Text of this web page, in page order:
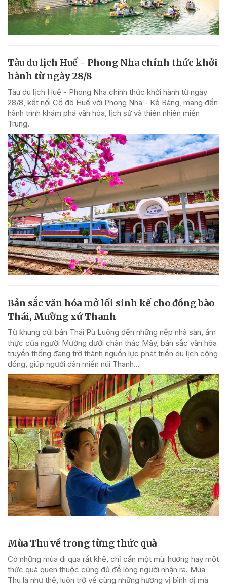
Tàu du lịch Huế - Phong Nha chính thức khởi
hành từ ngày 28/8
Tàu du lịch Huế - Phong Nha chính thức khởi hành từ ngày
28/8, kết nối Cố đô Huế với Phong Nha - Kẻ Bàng, mang đến
hành trình khám phá văn hóa, lịch sử và thiên nhiên miền
Trung.
Bản sắc văn hóa mở lối sinh kế cho đồng bào
Thái, Mường xứ Thanh
Từ khung cửi bản Thái Pù Luông đến những nếp nhà sàn, ẩm
thực của người Mường dưới chân thác Mây, bản sắc văn hóa
truyền thống đang trở thành nguồn lực phát triển du lịch cộng
đồng, giúp người dân miền núi Thanh...
Mùa Thu về trong từng thức quà
Có những mùa đi qua rất khẽ, chỉ cần một mùi hương hay một
thức quà quen thuộc cũng đủ để lòng người nhận ra. Mùa
Thu là như thế, luôn trở về cùng những hương vị bình dị mà